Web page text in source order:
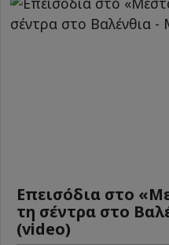
Επεισόδια στο
τη σέντρα στο
(video)